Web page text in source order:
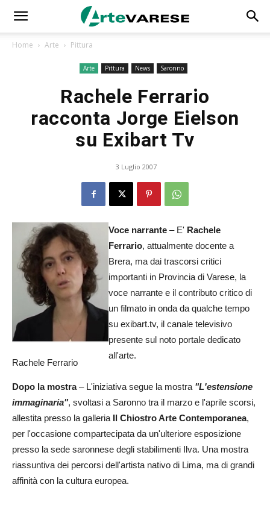
Home Arte Pittura
Arte Pittura News Saronno
Rachele Ferrario
racconta Jorge Eielson
su Exibart Tv
3 Luglio 2007
Rachele Ferrario
Voce narrante – E' Rachele
Ferrario, attualmente docente a
Brera, ma dai trascorsi critici
importanti in Provincia di Varese, la
voce narrante e il contributo critico di
un filmato in onda da qualche tempo
su exibart.tv, il canale televisivo
presente sul noto portale dedicato
all'arte.
Dopo la mostra– L'iniziativa segue la mostra "L'estensione
immaginaria", svoltasi a Saronno tra il marzo e l'aprile scorsi,
allestita presso la galleria Il Chiostro Arte Contemporanea,
per l'occasione compartecipata da un'ulteriore esposizione
presso la sede saronnese degli stabilimenti Ilva. Una mostra
riassuntiva dei percorsi dell'artista nativo di Lima, ma di grandi
affinità con la cultura europea.